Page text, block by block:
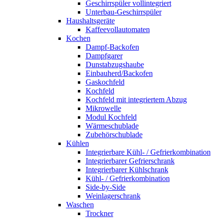
Geschirrspüler vollintegriert
Unterbau-Geschirrspüler
Haushaltsgeräte
Kaffeevollautomaten
Kochen
Dampf-Backofen
Dampfgarer
Dunstabzugshaube
Einbauherd/Backofen
Gaskochfeld
Kochfeld
Kochfeld mit integriertem Abzug
Mikrowelle
Modul Kochfeld
Wärmeschublade
Zubehörschublade
Kühlen
Integrierbare Kühl- / Gefrierkombination
Integrierbarer Gefrierschrank
Integrierbarer Kühlschrank
Kühl- / Gefrierkombination
Side-by-Side
Weinlagerschrank
Waschen
Trockner